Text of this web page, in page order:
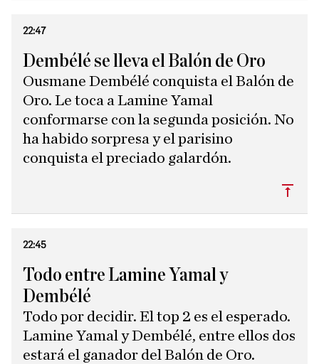
22:47
Dembélé se lleva el Balón de Oro
Ousmane Dembélé conquista el Balón de
Oro. Le toca a Lamine Yamal
conformarse con la segunda posición. No
ha habido sorpresa y el parisino
conquista el preciado galardón.
22:45
Todo entre Lamine Yamal y
Dembélé
Todo por decidir. El top 2 es el esperado.
Lamine Yamal y Dembélé, entre ellos dos
estará el ganador del Balón de Oro.